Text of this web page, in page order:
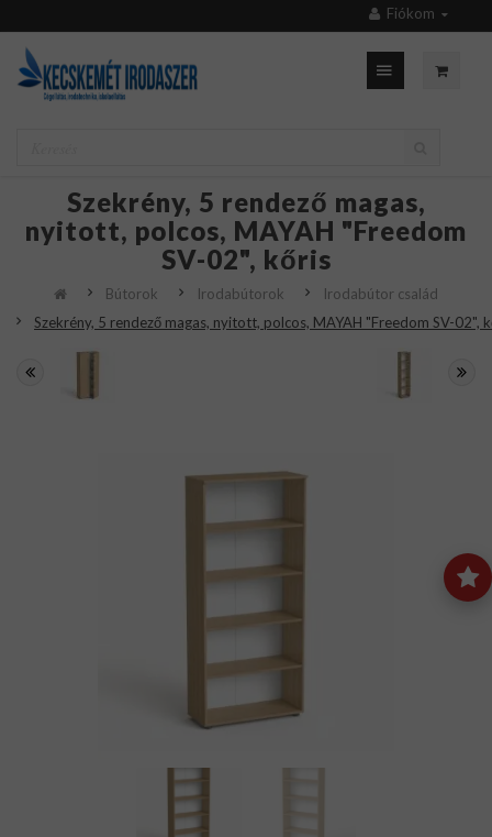
Fiókom
Szekrény, 5 rendező magas,
nyitott, polcos, MAYAH "Freedom
SV-02", kőris
Bútorok Irodabútorok
Irodabútor család
Szekrény, 5 rendező magas, nyitott, polcos, MAYAH "Freedom SV-02",